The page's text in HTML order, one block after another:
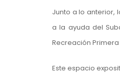
Junto a lo anterior,
a la ayuda del
Recreación
Este espacio